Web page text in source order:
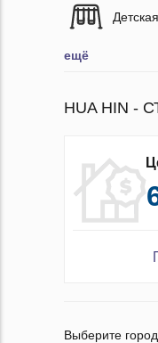
ещё
HUA HIN -
Выберите